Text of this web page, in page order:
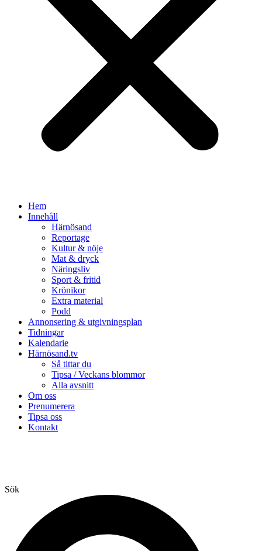
Hem
Innehåll
Härnösand
Reportage
Kultur & nöje
Mat & dryck
Näringsliv
Sport & fritid
Krönikor
Extra material
Podd
Annonsering & utgivningsplan
Tidningar
Kalendarie
Härnösand.tv
Så tittar du
Tipsa / Veckans blommor
Alla avsnitt
Om oss
Prenumerera
Tipsa oss
Kontakt
Sök